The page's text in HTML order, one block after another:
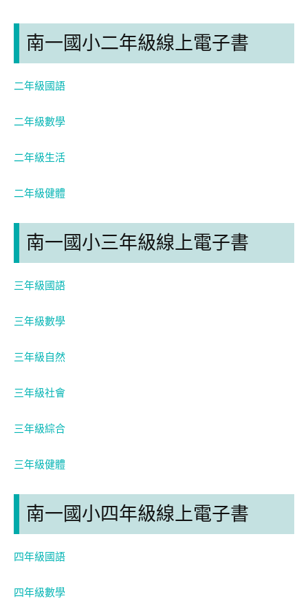
南一國小二年級線上電子書
二年級國語
二年級數學
二年級生活
二年級健體
南一國小三年級線上電子書
三年級國語
三年級數學
三年級自然
三年級社會
三年級綜合
三年級健體
南一國小四年級線上電子書
四年級國語
四年級數學